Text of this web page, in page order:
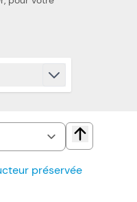
Change
préservée